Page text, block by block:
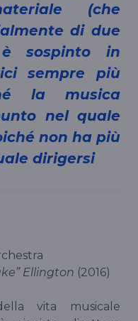
(che
di due
sospinto in
sempre più
la musica
nel quale
non ha più
dirigersi
Ellington (2016)
vita musicale